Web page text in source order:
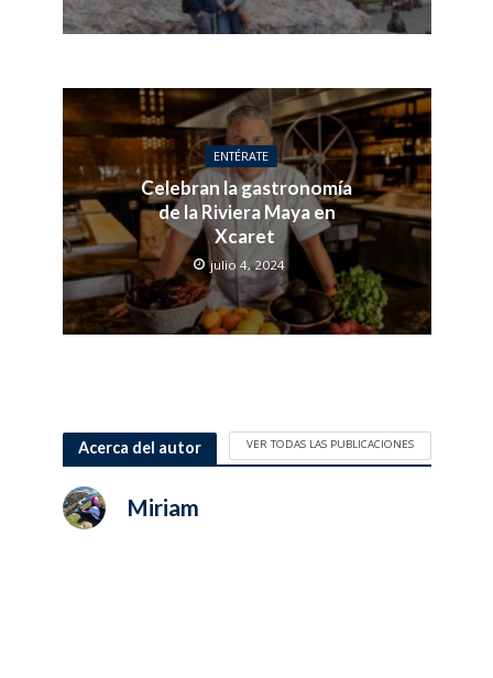
ENTÉRATE
Celebran la gastronomía
de la Riviera Maya en
Xcaret
julio 4, 2024
Acerca del autor VER TODAS LAS PUBLICACIONES
Miriam